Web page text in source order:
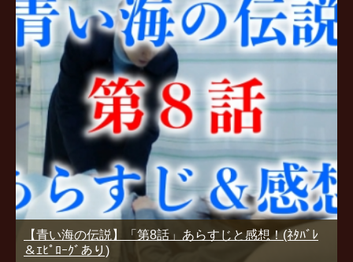
【青い海の伝説】「第8話」あらすじと感想！(ﾈﾀﾊﾞﾚ
＆ｴﾋﾟﾛｰｸﾞあり)